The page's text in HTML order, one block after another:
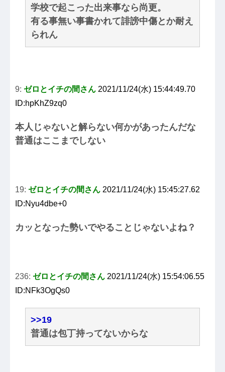
学校で起こった出来事なら尚更。
有る事無い事書かれて誹謗中傷とか耐え
られん
9: ゼロとイチの間さん 2021/11/24(水) 15:44:49.70
ID:hpKhZ9zq0
本人じゃないと解らない何かがあったんだな
普通はここまでしない
19: ゼロとイチの間さん 2021/11/24(水) 15:45:27.62
ID:Nyu4dbe+0
カッとなった勢いでやることじゃないよね？
236: ゼロとイチの間さん 2021/11/24(水) 15:54:06.55
ID:NFk3OgQs0
>>19
普通は包丁持ってないからな